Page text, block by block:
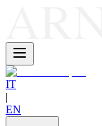
IT
|
EN